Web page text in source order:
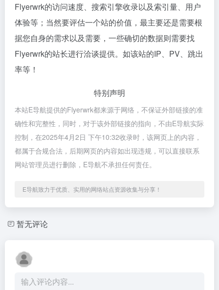
Flyerwrk的访问速度、搜索引擎收录以及索引量、用户
体验等；当然要评估一个站的价值，最主要还是需要根
据您自身的需求以及需要，一些确切的数据则需要找
Flyerwrk的站长进行洽谈提供。如该站的IP、PV、跳出
率等！
特别声明
本站E导航提供的Flyerwrk都来源于网络，不保证外部链接的准
确性和完整性，同时，对于该外部链接的指向，不由E导航实际
控制，在2025年4月2日 下午10:32收录时，该网页上的内容，
都属于合规合法，后期网页的内容如出现违规，可以直接联系
网站管理员进行删除，E导航不承担任何责任。
E导航致力于优质、实用的网络站点资源收集与分享！
暂无评论